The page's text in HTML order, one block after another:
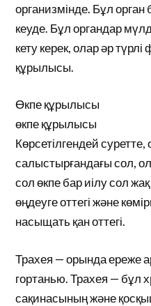
организмінде. Бұл
кеуде. Бұл органдар
кету керек, олар әр
құрылысы.
Өкпе құрылысы
өкпе құрылысы
Көрсетілгендей суретте,
салыстырғандағы сол,
сол өкпе бар иілу сол
өңдеуге оттегі және
насыщать қан оттегі.
Трахея — орында ереже
гортанью. Трахея — бұл
сақинасының және